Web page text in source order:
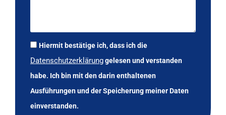
Hiermit bestätige ich, dass ich die
Datenschutzerklärunggelesen und verstanden
habe. Ich bin mit den darin enthaltenen
Ausführungen und der Speicherung meiner Daten
einverstanden.